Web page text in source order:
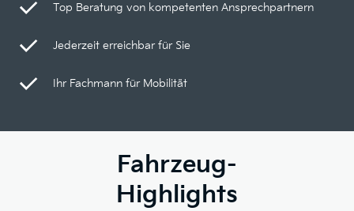
Top Beratung von kompetenten Ansprechpartnern
Jederzeit erreichbar für Sie
Ihr Fachmann für Mobilität
Fahrzeug-
Highlights